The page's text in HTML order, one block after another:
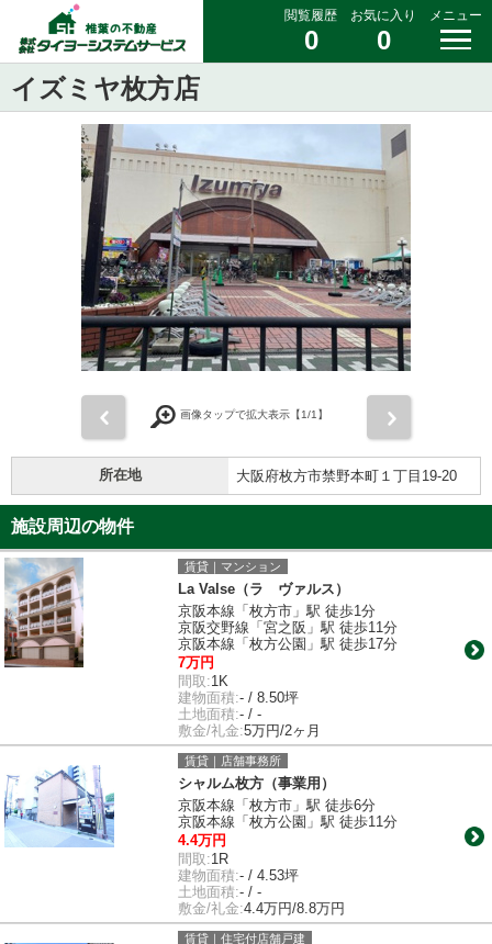
閲覧履歴
0
お気に入り
0
メニュー
イズミヤ枚方店
画像タップで拡大表示【1/1】
所在地 大阪府枚方市禁野本町１丁目19-20
施設周辺の物件
賃貸｜マンション
La Valse（ラ ヴァルス）
京阪本線「枚方市」駅 徒歩1分
京阪交野線「宮之阪」駅 徒歩11分
京阪本線「枚方公園」駅 徒歩17分
7万円
間取:1K
建物面積:- / 8.50坪
土地面積:- / -
敷金/礼金:5万円/2ヶ月
賃貸｜店舗事務所
シャルム枚方（事業用）
京阪本線「枚方市」駅 徒歩6分
京阪本線「枚方公園」駅 徒歩11分
4.4万円
間取:1R
建物面積:- / 4.53坪
土地面積:- / -
敷金/礼金:4.4万円/8.8万円
賃貸｜住宅付店舗戸建